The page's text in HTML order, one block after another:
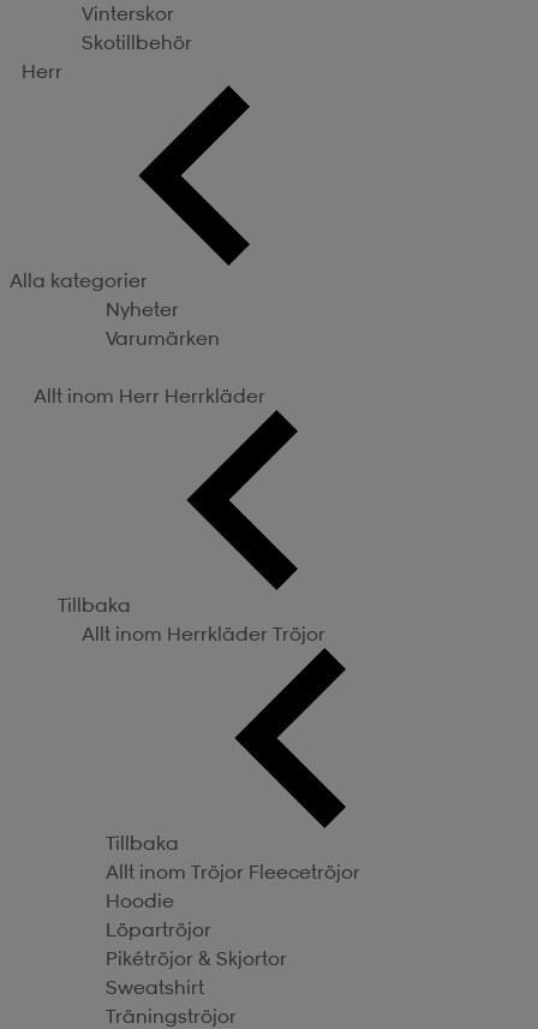
Vinterskor
Skotillbehör
Herr
Alla kategorier
Nyheter
Varumärken
Allt inom Herr Herrkläder
Tillbaka
Allt inom Herrkläder Tröjor
Tillbaka
Allt inom Tröjor Fleecetröjor
Hoodie
Löpartröjor
Pikétröjor & Skjortor
Sweatshirt
Träningströjor